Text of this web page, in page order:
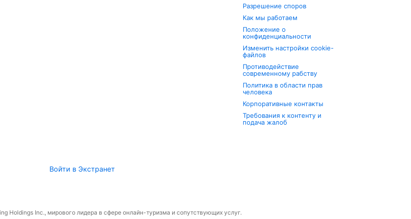
Разрешение споров
Как мы работаем
Положение о
конфиденциальности
Изменить настройки cookie-
файлов
Противодействие
современному рабству
Политика в области прав
человека
Корпоративные контакты
Требования к контенту и
подача жалоб
Войти в Экстранет
Holdings Inc., мирового лидера в сфере онлайн-туризма и сопутствующих услуг.